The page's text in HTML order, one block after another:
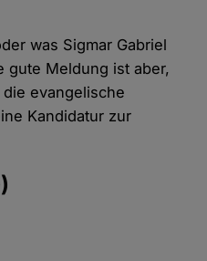
was Sigmar Gabriel
gute Meldung ist aber,
evangelische
Kandidatur zur